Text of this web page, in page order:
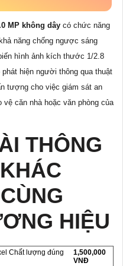
MP không dây có chức năng
năng chống ngược sáng
hình ảnh kích thước 1/2.8
hiện người thông qua thuật
tượng cho việc giám sát an
căn nhà hoặc văn phòng của
THÔNG
HIỆU
Chất lượng đúng
1,500,000
VNĐ